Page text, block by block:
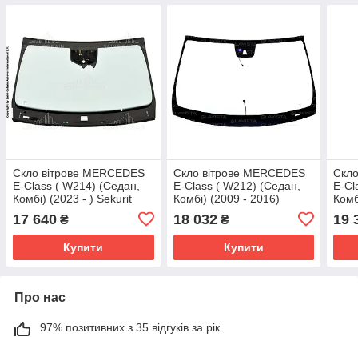
Скло вітрове MERCEDES
E-Class ( W214) (Седан,
Комбі) (2023 - ) Sekurit
17 640 ₴
Купити
Скло вітрове MERCEDES
E-Class ( W212) (Седан,
Комбі) (2009 - 2016)
18 032₴
Купити
E-
19
Про нас
97% позитивних з 35 відгуків за рік